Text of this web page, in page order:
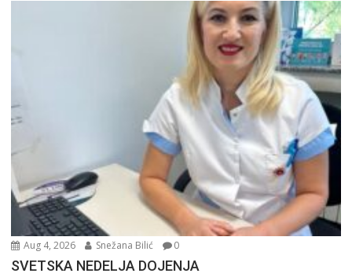
Aug 4, 2026 Snežana Bilić 0
SVETSKA NEDELJA DOJENJA